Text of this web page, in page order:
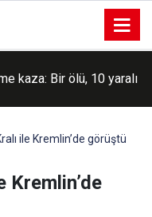
kaza: Bir ölü, 10 yaralı
ile Kremlin’de görüştü
Kremlin’de